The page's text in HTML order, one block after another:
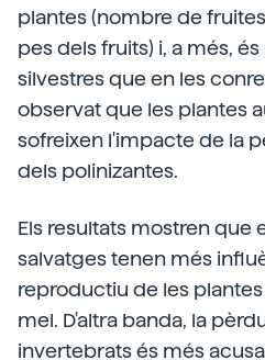
plantes (nombre de
pes dels fruits) i, a més,
silvestres que en les
observat que les plantes
sofreixen l'impacte de la
dels polinizantes.
Els resultats mostren que
salvatges tenen més
reproductiu de les
mel. D'altra banda, la
invertebrats és més